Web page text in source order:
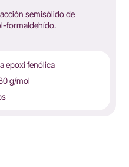
semisólido de
formaldehído.
epoxi fenólica
g/mol